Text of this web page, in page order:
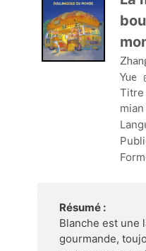
Yue
Titre
Résumé :
Blanche est une
gourmande,